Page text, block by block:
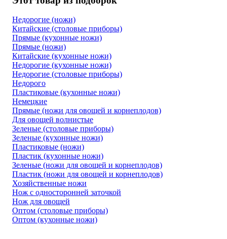
Недорогие (ножи)
Китайские (столовые приборы)
Прямые (кухонные ножи)
Прямые (ножи)
Китайские (кухонные ножи)
Недорогие (кухонные ножи)
Недорогие (столовые приборы)
Недорого
Пластиковые (кухонные ножи)
Немецкие
Прямые (ножи для овощей и корнеплодов)
Для овощей волнистые
Зеленые (столовые приборы)
Зеленые (кухонные ножи)
Пластиковые (ножи)
Пластик (кухонные ножи)
Зеленые (ножи для овощей и корнеплодов)
Пластик (ножи для овощей и корнеплодов)
Хозяйственные ножи
Нож с односторонней заточкой
Нож для овощей
Оптом (столовые приборы)
Оптом (кухонные ножи)